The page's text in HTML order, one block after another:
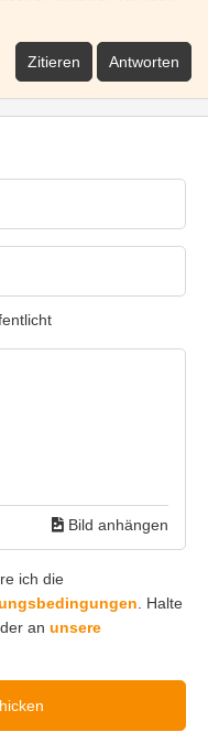
Zitieren Antworten
Bild anhängen
ich die
. Halte
an unsere